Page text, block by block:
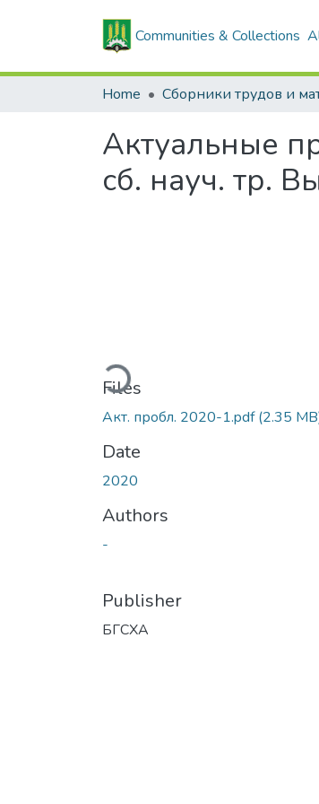
Communities & Collections
Home
Актуальные
сб. науч. тр.
Loading...
Files
Акт. пробл. 2020-1.pdf(2.35
Date
2020
Authors
-
Publisher
БГСХА